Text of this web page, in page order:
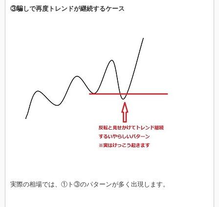
③騙しで再度トレンドが継続するケース
実際の相場では、①ト③のパターンが多く出現します。